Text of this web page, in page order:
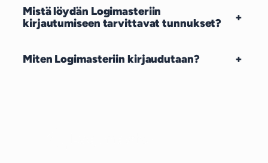
Mistä löydän Logimasteriin
kirjautumiseen tarvittavat tunnukset?
+
Miten Logimasteriin kirjaudutaan? +